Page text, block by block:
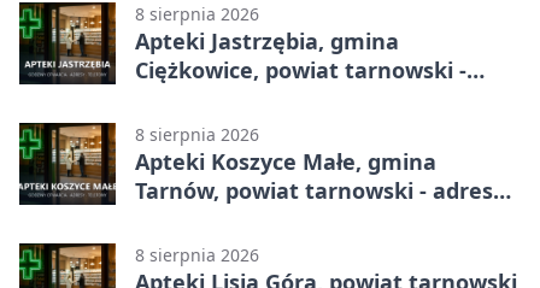
8 sierpnia 2026
Apteki Jastrzębia, gmina
Ciężkowice, powiat tarnowski -
8 sierpnia 2026
Apteki Koszyce Małe, gmina
Tarnów, powiat tarnowski - adresy,
8 sierpnia 2026
Apteki Lisia Góra, powiat tarnowski